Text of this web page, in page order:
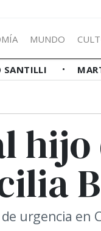
MUNDO
SANTILLI
hijo
urgencia en